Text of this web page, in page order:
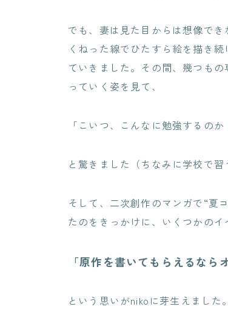
でも、妻は見た目からは想像で
くねった線でひたすら絵を描き
ていきました。その間、幾つも
っていく姿を見て、
「こいつ、こんなに勉強するのか
と驚きました（ちなみに学校で
そして、二次創作のマンガで“夏
たのをきっかけに、いくつかのイ
「原作を書いてもらえるなら
という思いがnikoに芽生えました。